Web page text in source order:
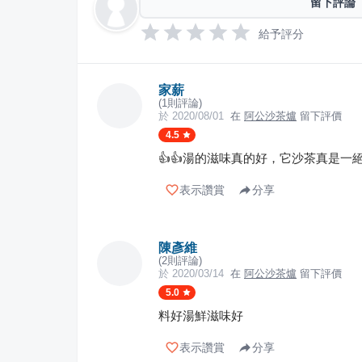
給予評分
家薪
(1 則評論)
於 2020/08/01 在 阿公沙茶爐 留下評價
4.5
👍👍湯的滋味真的好，它沙茶真是一
表示讚賞 分享
陳彥維
(2則評論)
於 2020/03/14 在 阿公沙茶爐 留下評價
5.0
料好湯鮮滋味好
表示讚賞 分享